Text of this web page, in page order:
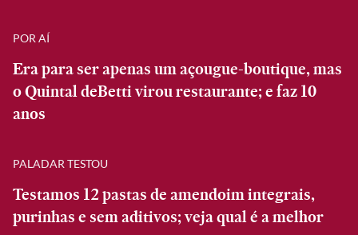
POR AÍ
Era para ser apenas um açougue-boutique, mas
o Quintal deBetti virou restaurante; e faz 10
anos
PALADAR TESTOU
Testamos 12 pastas de amendoim integrais,
purinhas e sem aditivos; veja qual é a melhor